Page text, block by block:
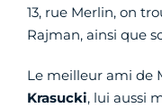
13, rue Merlin, on
Rajman, ainsi que
Le meilleur ami de
Krasucki, lui aussi